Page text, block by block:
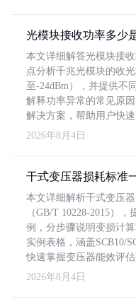
光模块接收功率多少
本文详细解答光模块接
点分析千兆光模块的收
至-24dBm），并提供不
解释功率异常的常见原
解决方案，帮助用户快速
2026年8月4日
干式变压器损耗标准
本文详细解析干式变压
（GB/T 10228-2015）
例，分步骤说明变损计
实例表格，涵盖SCB10/
快速掌握变压器能效评估
2026年8月4日